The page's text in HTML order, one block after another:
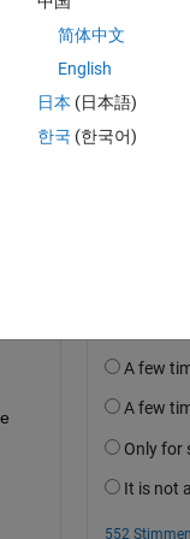
简体中文
English
日本 (日本語)
한국 (한국어)